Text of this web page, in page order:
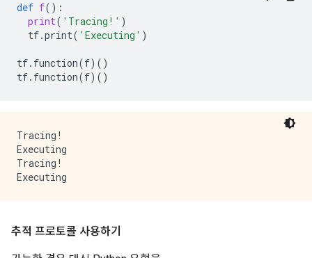
def f():
print( 'Tracing!' )
tf.print( 'Executing' )
tf. function(f)()
tf. function(f)()
Tracing!
Executing
Tracing!
추적 프로토콜 사용하기